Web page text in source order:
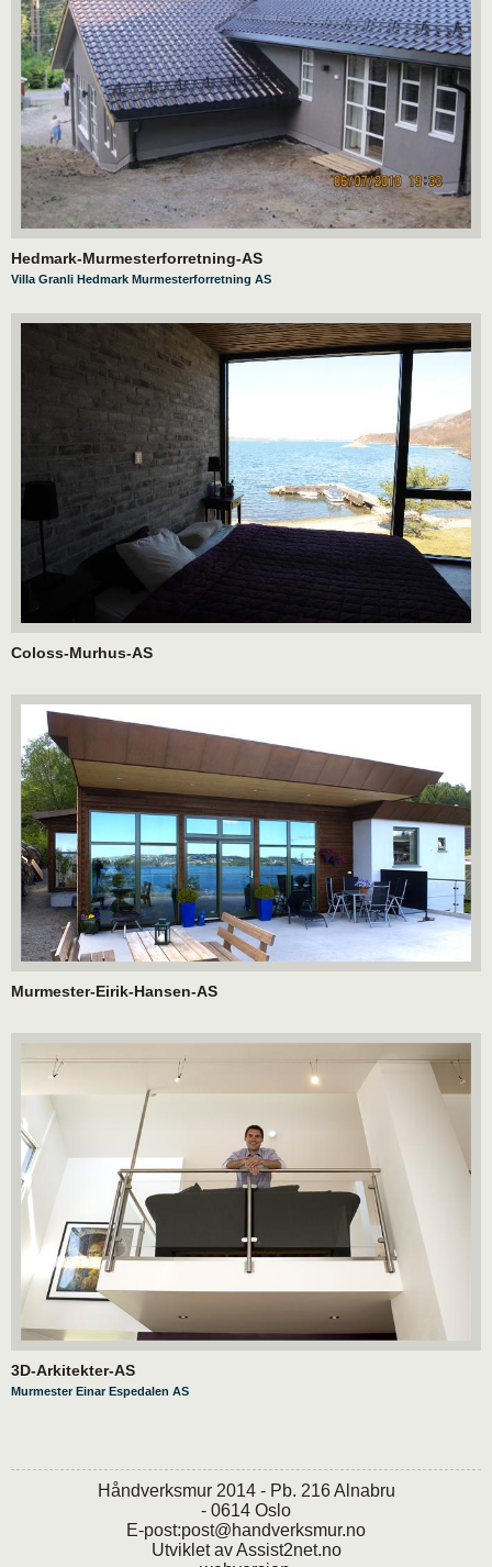
Hedmark-Murmesterforretning-AS
Villa Granli Hedmark Murmesterforretning AS
Coloss-Murhus-AS
Murmester-Eirik-Hansen-AS
3D-Arkitekter-AS
Murmester Einar Espedalen AS
Håndverksmur 2014 - Pb. 216 Alnabru
- 0614 Oslo
E-post:post@handverksmur.no
Utviklet avAssist2net.no